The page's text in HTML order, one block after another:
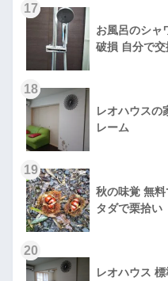
17
お風呂のシャ
破損 自分で
18
レオハウスの
レーム
19
秋の味覚 無
タダで栗拾い
20
レオハウス